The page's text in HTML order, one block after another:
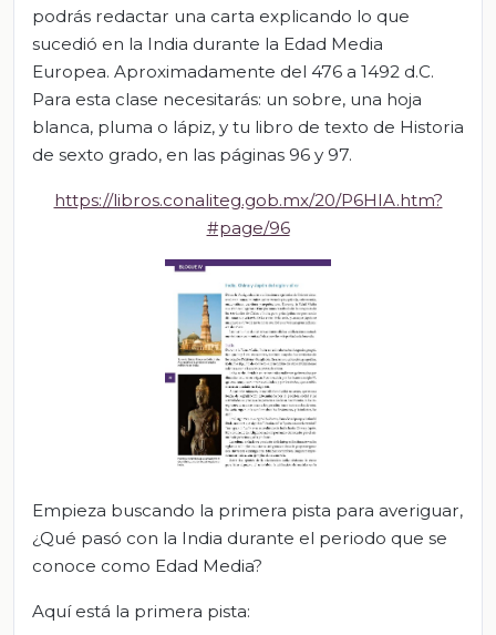
podrás redactar una carta explicando lo que
sucedió en la India durante la Edad Media
Europea. Aproximadamente del 476 a 1492 d.C.
Para esta clase necesitarás: un sobre, una hoja
blanca, pluma o lápiz, y tu libro de texto de Historia
de sexto grado, en las páginas 96 y 97.
https://libros.conaliteg.gob.mx/20/P6HIA.htm?
#page/96
Empieza buscando la primera pista para averiguar,
¿Qué pasó con la India durante el periodo que se
conoce como Edad Media?
Aquí está la primera pista: